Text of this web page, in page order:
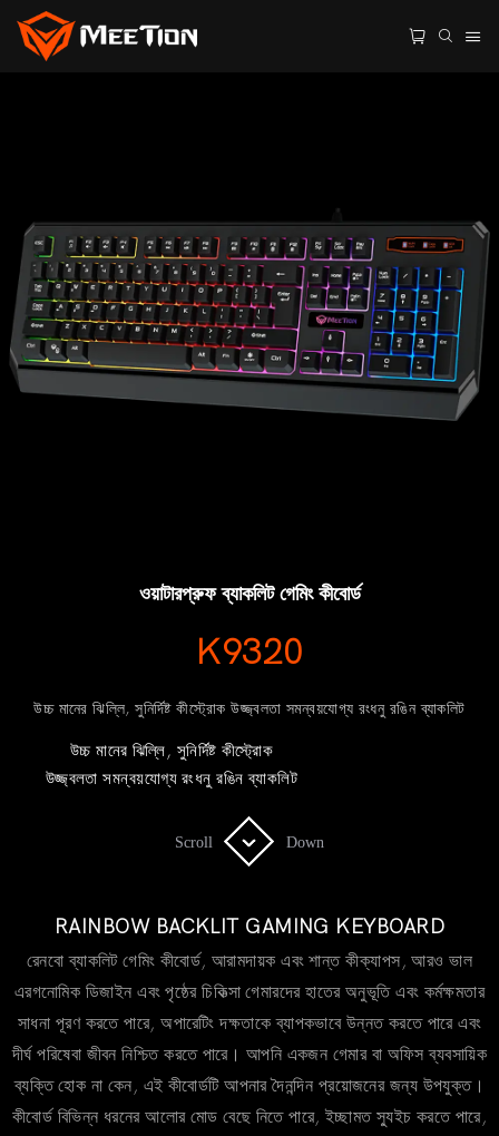
ওয়াটারপ্রুফ ব্যাকলিট গেমিং কীবোর্ড
K9320
উচ্চ মানের ঝিল্লি, সুনির্দিষ্ট কীস্ট্রোক উজ্জ্বলতা সমন্বয়যোগ্য রংধনু রঙিন ব্যাকলিট
উচ্চ মানের ঝিল্লি, সুনির্দিষ্ট কীস্ট্রোক
উজ্জ্বলতা সমন্বয়যোগ্য রংধনু রঙিন ব্যাকলিট
Scroll Down
Scroll Down
RAINBOW BACKLIT GAMING KEYBOARD
রেনবো ব্যাকলিট গেমিং কীবোর্ড, আরামদায়ক এবং শান্ত কীক্যাপস, আরও ভাল
এরগনোমিক ডিজাইন এবং পৃষ্ঠের চিকিত্সা গেমারদের হাতের অনুভূতি এবং কর্মক্ষমতার
সাধনা পূরণ করতে পারে, অপারেটিং দক্ষতাকে ব্যাপকভাবে উন্নত করতে পারে এবং
দীর্ঘ পরিষেবা জীবন নিশ্চিত করতে পারে। আপনি একজন গেমার বা অফিস ব্যবসায়িক
ব্যক্তি হোক না কেন, এই কীবোর্ডটি আপনার দৈনন্দিন প্রয়োজনের জন্য উপযুক্ত।
কীবোর্ড বিভিন্ন ধরনের আলোর মোড বেছে নিতে পারে, ইচ্ছামত স্যুইচ করতে পারে,